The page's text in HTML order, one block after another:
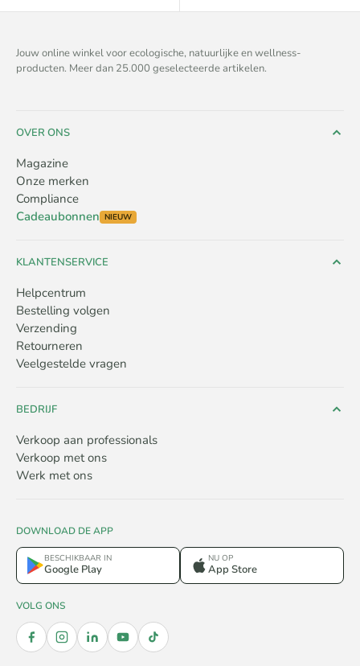
Jouw online winkel voor ecologische, natuurlijke en wellness-
producten. Meer dan 25.000 geselecteerde artikelen.
OVER ONS
Magazine
Onze merken
Compliance
Cadeaubonnen NIEUW
KLANTENSERVICE
Helpcentrum
Bestelling volgen
Verzending
Retourneren
Veelgestelde vragen
BEDRIJF
Verkoop aan professionals
Verkoop met ons
Werk met ons
DOWNLOAD DE APP
BESCHIKBAAR IN
Google Play
NU OP
App Store
VOLG ONS